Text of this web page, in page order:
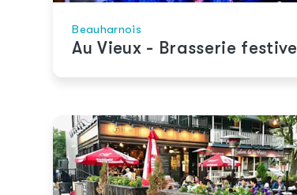
Beauharnois
Au Vieux - Brasserie festive